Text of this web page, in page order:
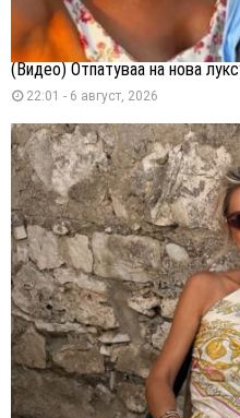
(Видео) Отпатуваа на нова
22:01 - 6 август, 2026